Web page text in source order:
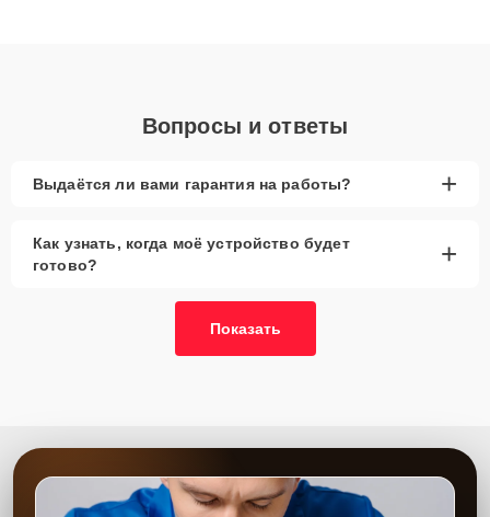
Вопросы и ответы
Выдаётся ли вами гарантия на работы? +
Как узнать, когда моё устройство будет
готово?
+
Показать